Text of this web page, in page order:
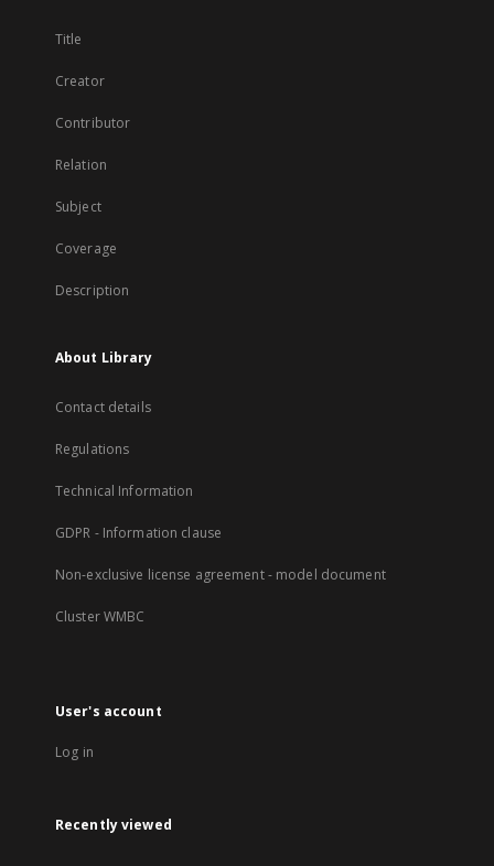
Title
Creator
Contributor
Relation
Subject
Coverage
Description
About Library
Contact details
Regulations
Technical Information
GDPR - Information clause
Non-exclusive license agreement - model document
Cluster WMBC
User's account
Log in
Recently viewed